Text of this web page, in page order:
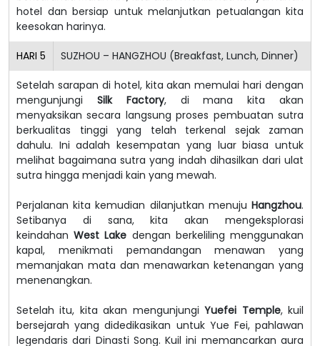
hotel dan bersiap untuk melanjutkan petualangan kita
keesokan harinya.
HARI 5 SUZHOU – HANGZHOU (Breakfast, Lunch, Dinner)
Setelah sarapan di hotel, kita akan memulai hari dengan
mengunjungi Silk Factory, di mana kita akan
menyaksikan secara langsung proses pembuatan sutra
berkualitas tinggi yang telah terkenal sejak zaman
dahulu. Ini adalah kesempatan yang luar biasa untuk
melihat bagaimana sutra yang indah dihasilkan dari ulat
sutra hingga menjadi kain yang mewah.
Perjalanan kita kemudian dilanjutkan menuju Hangzhou.
Setibanya di sana, kita akan mengeksplorasi
keindahanWest Lake dengan berkeliling menggunakan
kapal, menikmati pemandangan menawan yang
memanjakan mata dan menawarkan ketenangan yang
menenangkan.
Setelah itu, kita akan mengunjungiYuefei Temple, kuil
bersejarah yang didedikasikan untuk Yue Fei, pahlawan
legendaris dari Dinasti Song. Kuil ini memancarkan aura